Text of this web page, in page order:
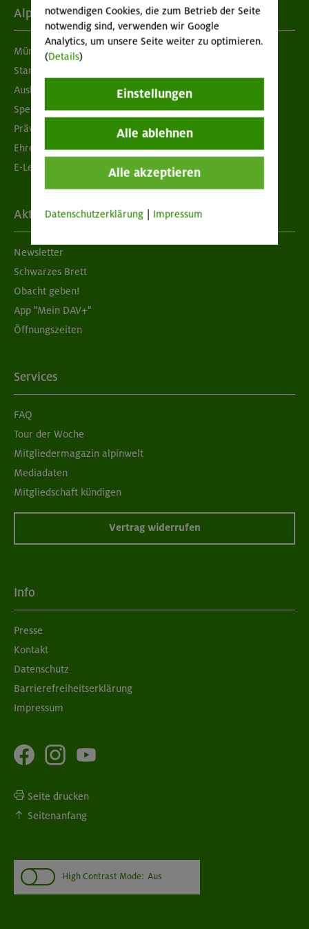
Alpenverein
München & Oberland
Standorte
Ausbildung & Jobs
Spenden
Prävention sexualisierter Gewalt
Ehrenamtsbörse
E-Learning
Aktuelles
Newsletter
Schwarzes Brett
Obacht geben!
App "Mein DAV+"
Öffnungszeiten
Services
FAQ
Tour der Woche
Mitgliedermagazin alpinwelt
Mediadaten
Mitgliedschaft kündigen
Vertrag widerrufen
Info
Presse
Kontakt
Datenschutz
Barrierefreiheitserklärung
Impressum
Seite drucken
Seitenanfang
High Contrast Mode: Aus
notwendigen Cookies, die zum Betrieb der Seite
notwendig sind, verwenden wir Google
Analytics, um unsere Seite weiter zu optimieren.
(Details)
Einstellungen
Alle ablehnen
Alle akzeptieren
Datenschutzerklärung Impressum